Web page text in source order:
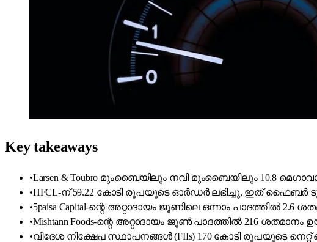
Key takeaways
•Larsen & Toubro മുംബൈയിലും നവി മുംബൈയിലും 10.8
•HFCL-ന് 59.22 കോടി രൂപയുടെ ഓർഡർ ലഭിച്ചു, ഇത്
•5paisa Capital-ന്റെ അറ്റാദായം ജൂണിലെ ഒന്നാം പാദത്തിൽ 2.6
•Mishtann Foods-ന്റെ അറ്റാദായം ജൂൺ പാദത്തിൽ 216 ശതമാനം
•വിദേശ നിക്ഷേപ സ്ഥാപനങ്ങൾ (FIIs) 170 കോടി രൂപയുടെ